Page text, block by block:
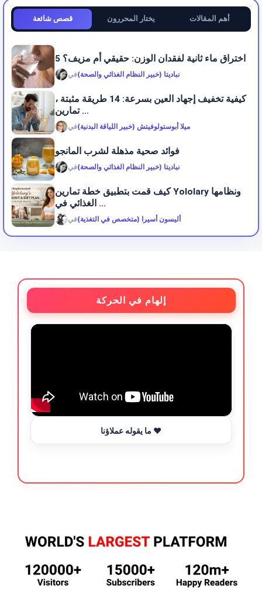
قصص شائعة يختار المحررون أهم المقالات
5 اختراق ماء ثانية لفقدان الوزن: حقيقي أم مزيف؟
فينباديتا (خبير النظام الغذائي والصحة)
كيفية تخفيف إجهاد العين بسرعة: 14 طريقة مثبتة ،
تمارين ...
فيميلا أبوستولوفيتش (خبير اللياقة البدنية)
فوائد صحية مذهلة لشرب المانجو
فينباديتا (خبير النظام الغذائي والصحة)
كيف قمت بتطبيق خطة تمارين Yololary ونظامها
الغذائي في ...
فيأليسون أسيرا (متخصص في التغذية)
إلهام في الحركة
ما يقوله عملاؤنا ❤️